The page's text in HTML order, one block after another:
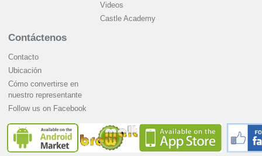
Videos
Castle Academy
Contáctenos
Contacto
Ubicación
Cómo convertirse en
nuestro representante
Follow us on Facebook